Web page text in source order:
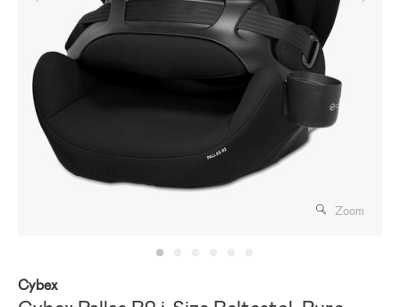
Zoom
Cybex